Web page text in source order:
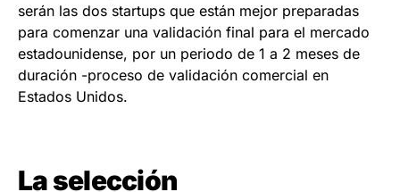
serán las dos startups que están mejor preparadas
para comenzar una validación final para el mercado
estadounidense, por un periodo de 1 a 2 meses de
duración -proceso de validación comercial en
Estados Unidos.
La selección